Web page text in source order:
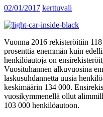
02/01/2017 kerttuvali
Vuonna 2016 rekisteröitiin
prosenttia enemmän kuin
henkilöautoja on
Vuosituhannen alkuvuosina
laskusuhdannetta uusia
keskimäärin 134 000.
vuosikymmenellä ollut
103 000 henkilöautoon.